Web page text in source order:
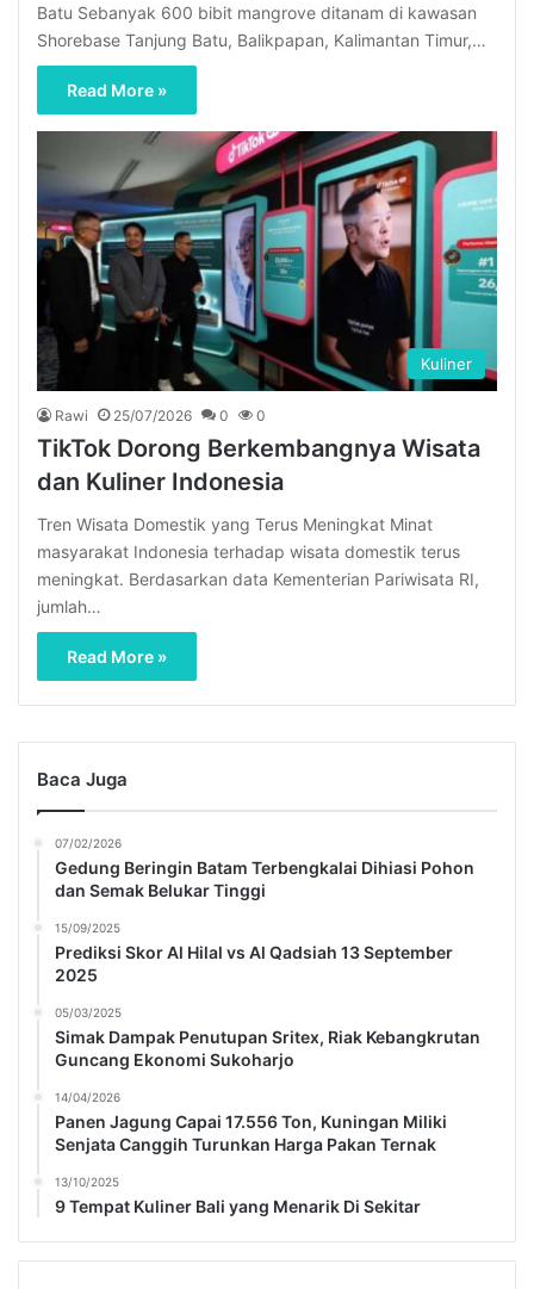
Batu Sebanyak 600 bibit mangrove ditanam di kawasan
Shorebase Tanjung Batu, Balikpapan, Kalimantan Timur,…
Read More »
Kuliner
Rawi 25/07/2026 0 0
TikTok Dorong Berkembangnya Wisata
dan Kuliner Indonesia
Tren Wisata Domestik yang Terus Meningkat Minat
masyarakat Indonesia terhadap wisata domestik terus
meningkat. Berdasarkan data Kementerian Pariwisata RI,
jumlah…
Read More »
Baca Juga
07/02/2026
Gedung Beringin Batam Terbengkalai Dihiasi Pohon
dan Semak Belukar Tinggi
15/09/2025
Prediksi Skor Al Hilal vs Al Qadsiah 13 September
2025
05/03/2025
Simak Dampak Penutupan Sritex, Riak Kebangkrutan
Guncang Ekonomi Sukoharjo
14/04/2026
Panen Jagung Capai 17.556 Ton, Kuningan Miliki
Senjata Canggih Turunkan Harga Pakan Ternak
13/10/2025
9 Tempat Kuliner Bali yang Menarik Di Sekitar